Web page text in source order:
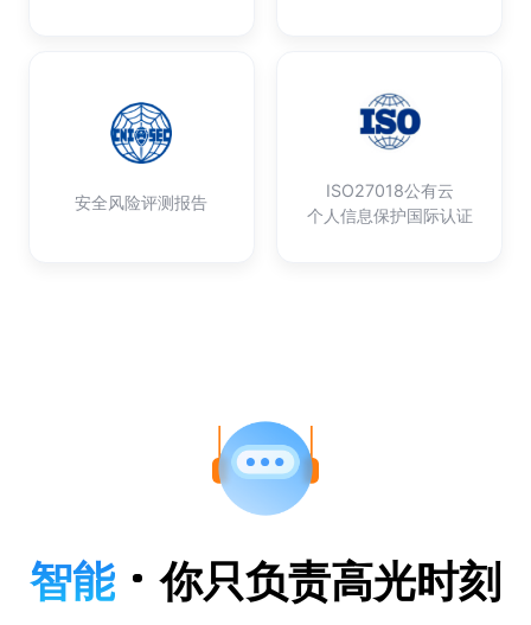
安全风险评测报告
ISO27018公有云
个人信息保护国际认证
智能
你只负责高光时刻